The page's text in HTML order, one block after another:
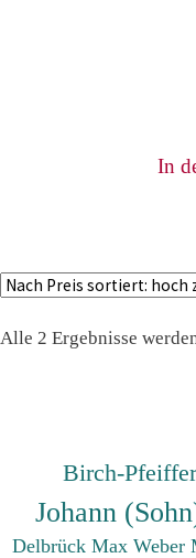
In
Alle 2 Ergebnisse
Birch-
Johann
Delbrück Max Weber